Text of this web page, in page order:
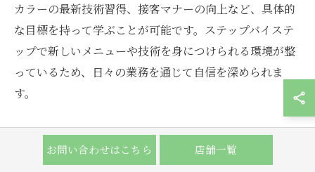
カラーの最新技術習得、接客マナーの向上など、具体的
な目標を持って学ぶことが可能です。ステップバイステ
ップで新しいメニューや技術を身につけられる環境が整
っているため、日々の業務を通じて自信を深められま
す。
パート勤務で広がる美容師の可能性
お問い合わせはこちら 店舗一覧